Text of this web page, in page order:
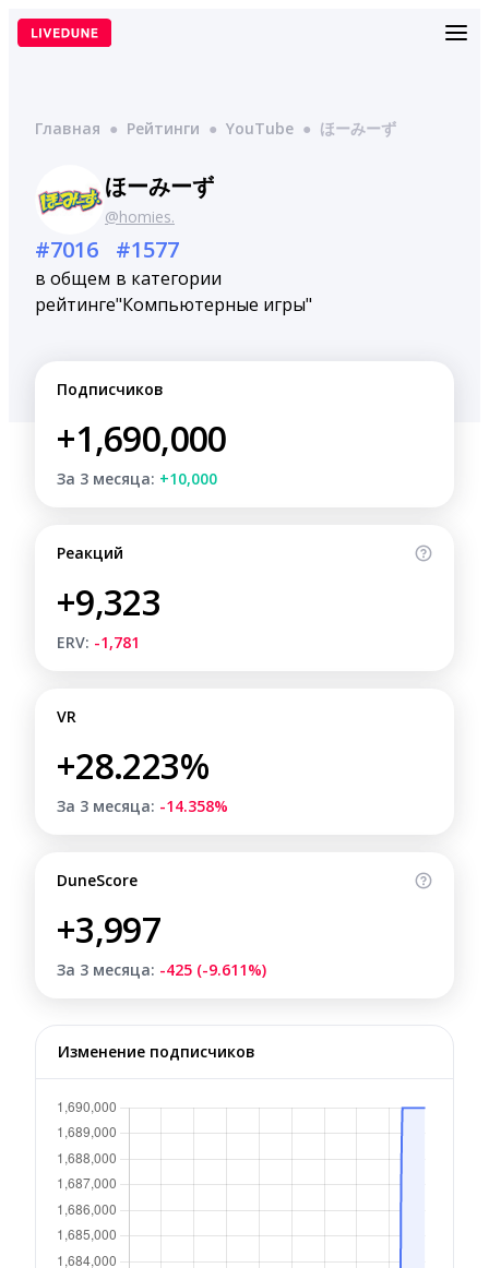
Перейти
Главная ● Рейтинги ● YouTube ● ほーみーず
ほーみーず
@homies.
#7016
в общем
рейтинге
#1577
в категории
"Компьютерные игры"
Подписчиков
+1,690,000
За 3 месяца: +10,000
Реакций
+9,323
ERV: -1,781
VR
+28.223%
За 3 месяца: -14.358%
DuneScore
+3,997
За 3 месяца: -425 (-9.611%)
Изменение подписчиков